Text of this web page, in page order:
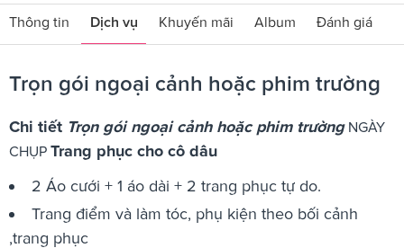
Thông tin Dịch vụ Khuyến mãi Album Đánh giá
Trọn gói ngoại cảnh hoặc phim trường
Chi tiết Trọn gói ngoại cảnh hoặc phim trườngNGÀY
CHỤP Trang phục cho cô dâu
2 Áo cưới + 1 áo dài + 2 trang phục tự do.
Trang điểm và làm tóc, phụ kiện theo bối cảnh
,trang phục